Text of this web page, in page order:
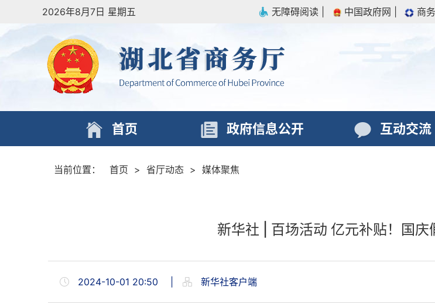
2026年8月7日 星期五 无障碍阅读 中国政府网 商
首页 政府信息公开 互动交流
当前位置： 首页 > 省厅动态 > 媒体聚焦
新华社 | 百场活动 亿元补贴！国
2024-10-01 20:50 新华社客户端